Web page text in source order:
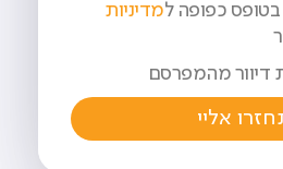
כפופה למדיניות
דיוור מהמפרסם
אליי